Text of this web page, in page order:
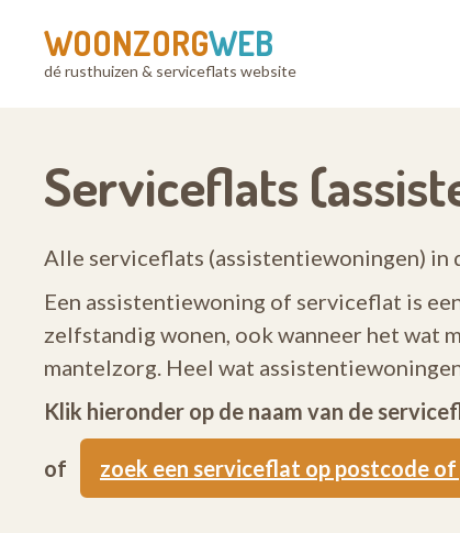
WOONZORGWEB
dé rusthuizen & serviceflats website
Serviceflats
Alle serviceflats (assistentiewoningen)
Een assistentiewoning of serviceflat is
zelfstandig wonen, ook wanneer het wat
mantelzorg. Heel wat
Klik hieronder op de naam van de
of zoek een serviceflat op postcode